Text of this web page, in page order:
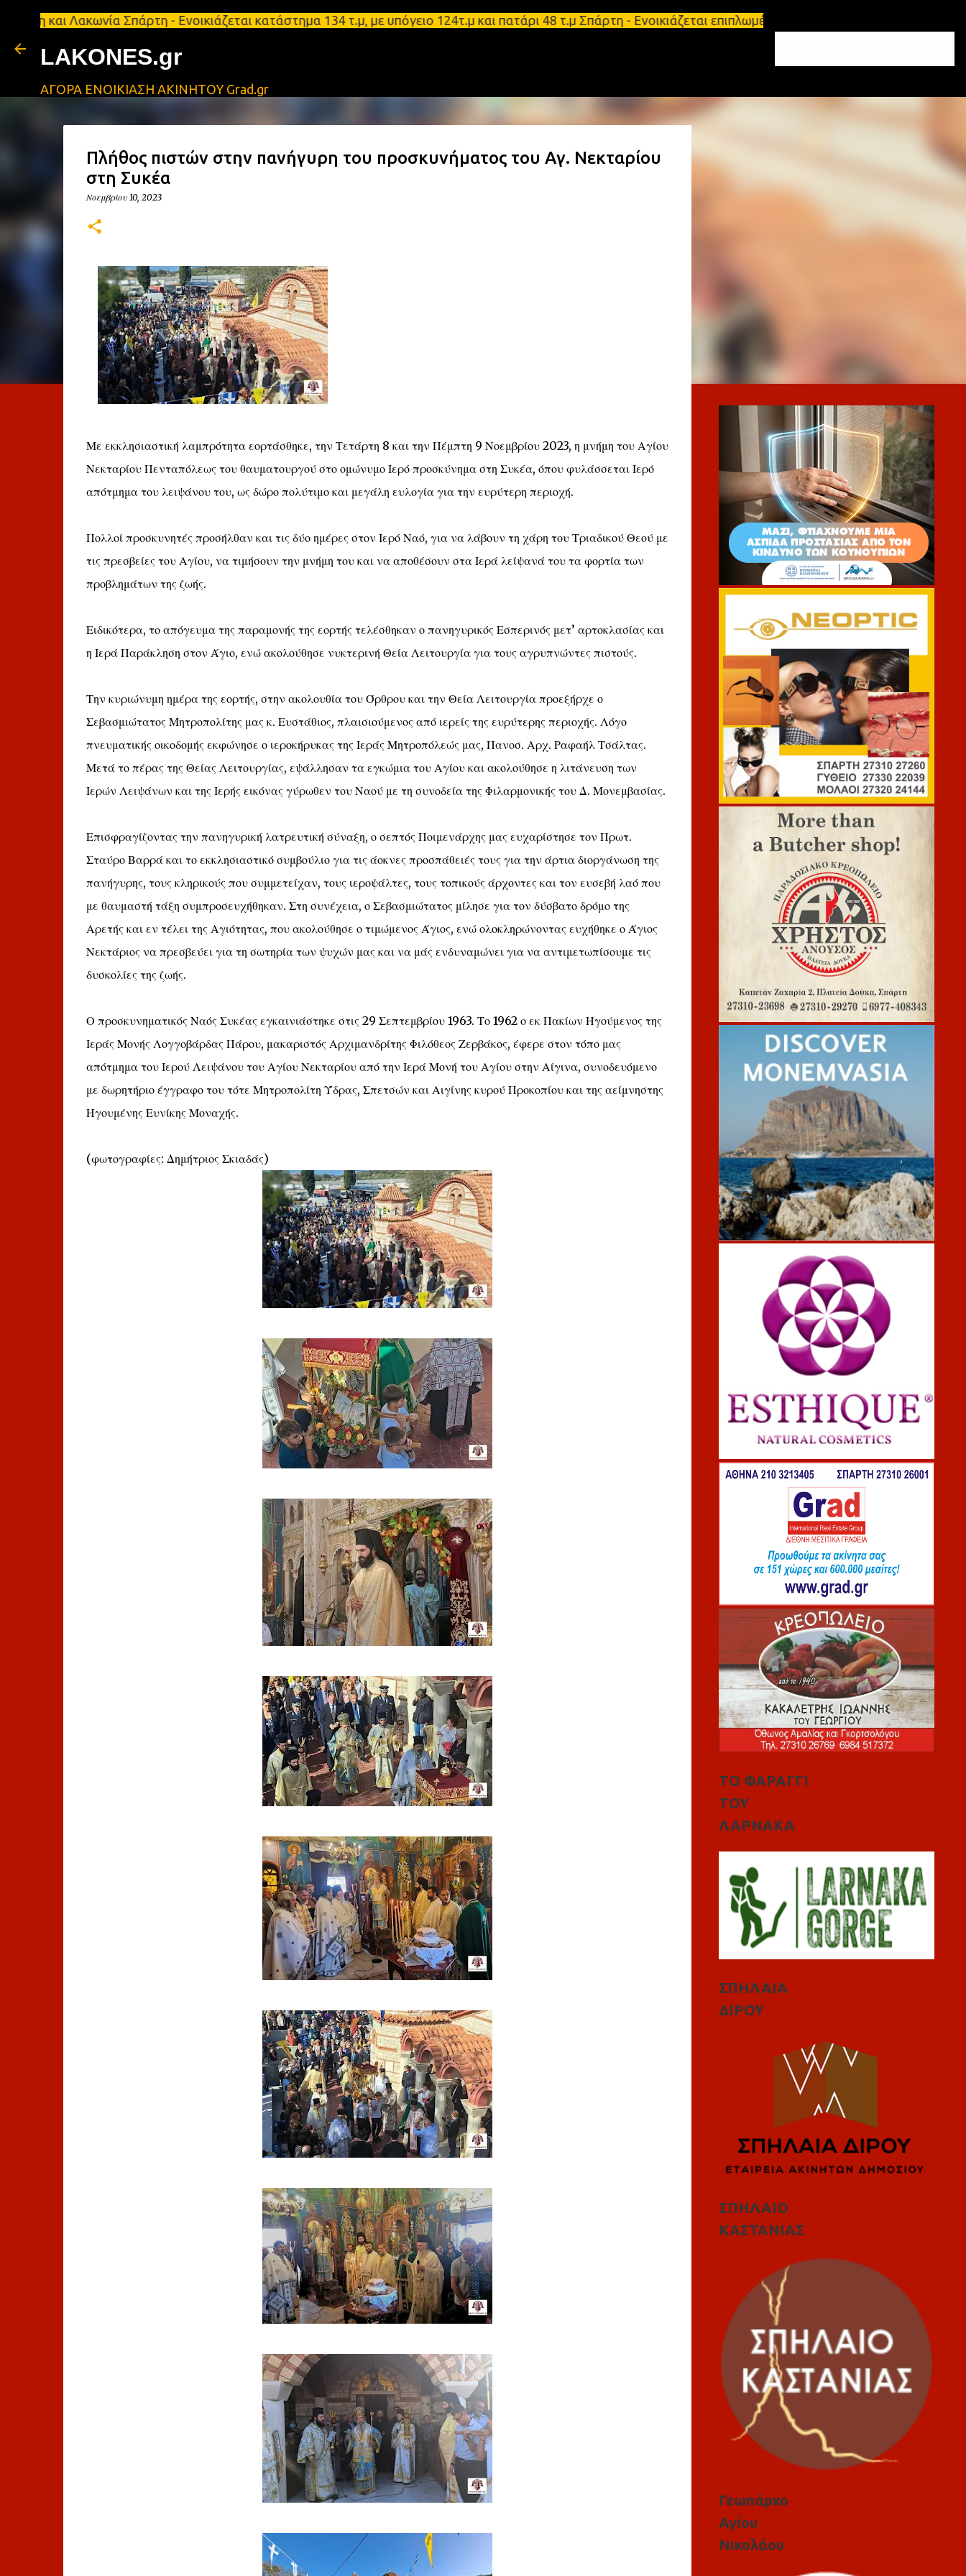
Μετάβαση στο κύριο περιεχόμενο
Λακωνία Σπάρτη - Ενοικιάζεται κατάστημα 134 τ.μ, με υπόγειο 124τ.μ και πατάρι 48 τ.μ Σπάρτη - Ενοικιάζεται επιπλωμένο διαμέρισμα 65τ.μ
LAKONES.gr
ΑΓΟΡΑ ΕΝΟΙΚΙΑΣΗ ΑΚΙΝΗΤΟΥ Grad.gr
Πλήθος πιστών στην πανήγυρη του προσκυνήματος του Αγ. Νεκταρίου
στη Συκέα
Νοεμβρίου 10, 2023
Με εκκλησιαστική λαμπρότητα εορτάσθηκε, την Τετάρτη 8 και την Πέμπτη 9 Νοεμβρίου 2023, η μνήμη του Αγίου
Νεκταρίου Πενταπόλεως του θαυματουργού στο ομώνυμο Ιερό προσκύνημα στη Συκέα, όπου φυλάσσεται Ιερό
απότμημα του λειψάνου του, ως δώρο πολύτιμο και μεγάλη ευλογία για την ευρύτερη περιοχή.
Πολλοί προσκυνητές προσήλθαν και τις δύο ημέρες στον Ιερό Ναό, για να λάβουν τη χάρη του Τριαδικού Θεού με
τις πρεσβείες του Αγίου, να τιμήσουν την μνήμη του και να αποθέσουν στα Ιερά λείψανά του τα φορτία των
προβλημάτων της ζωής.
Ειδικότερα, το απόγευμα της παραμονής της εορτής τελέσθηκαν ο πανηγυρικός Εσπερινός μετ’ αρτοκλασίας και
η Ιερά Παράκληση στον Άγιο, ενώ ακολούθησε νυκτερινή Θεία Λειτουργία για τους αγρυπνώντες πιστούς.
Την κυριώνυμη ημέρα της εορτής, στην ακολουθία του Όρθρου και την Θεία Λειτουργία προεξήρχε ο
Σεβασμιώτατος Μητροπολίτης μας κ. Ευστάθιος, πλαισιούμενος από ιερείς της ευρύτερης περιοχής. Λόγο
πνευματικής οικοδομής εκφώνησε ο ιεροκήρυκας της Ιεράς Μητροπόλεώς μας, Πανοσ. Αρχ. Ραφαήλ Τσάλτας.
Μετά το πέρας της Θείας Λειτουργίας, εψάλλησαν τα εγκώμια του Αγίου και ακολούθησε η λιτάνευση των
Ιερών Λειψάνων και της Ιερής εικόνας γύρωθεν του Ναού με τη συνοδεία της Φιλαρμονικής του Δ. Μονεμβασίας.
Επισφραγίζοντας την πανηγυρική λατρευτική σύναξη, ο σεπτός Ποιμενάρχης μας ευχαρίστησε τον Πρωτ.
Σταύρο Βαρρά και το εκκλησιαστικό συμβούλιο για τις άοκνες προσπάθειές τους για την άρτια διοργάνωση της
πανήγυρης, τους κληρικούς που συμμετείχαν, τους ιεροψάλτες, τους τοπικούς άρχοντες και τον ευσεβή λαό που
με θαυμαστή τάξη συμπροσευχήθηκαν. Στη συνέχεια, ο Σεβασμιώτατος μίλησε για τον δύσβατο δρόμο της
Αρετής και εν τέλει της Αγιότητας, που ακολούθησε ο τιμώμενος Άγιος, ενώ ολοκληρώνοντας ευχήθηκε ο Άγιος
Νεκτάριος να πρεσβεύει για τη σωτηρία των ψυχών μας και να μάς ενδυναμώνει για να αντιμετωπίσουμε τις
δυσκολίες της ζωής.
Ο προσκυνηματικός Ναός Συκέας εγκαινιάστηκε στις 29 Σεπτεμβρίου 1963. Το 1962 ο εκ Πακίων Ηγούμενος της
Ιεράς Μονής Λογγοβάρδας Πάρου, μακαριστός Αρχιμανδρίτης Φιλόθεος Ζερβάκος, έφερε στον τόπο μας
απότμημα του Ιερού Λειψάνου του Αγίου Νεκταρίου από την Ιερά Μονή του Αγίου στην Αίγινα, συνοδευόμενο
με δωρητήριο έγγραφο του τότε Μητροπολίτη Ύδρας, Σπετσών και Αιγίνης κυρού Προκοπίου και της αείμνηστης
Ηγουμένης Ευνίκης Μοναχής.
(φωτογραφίες: Δημήτριος Σκιαδάς)
ΤΟ ΦΑΡΑΓΓΙ
ΤΟΥ
ΛΑΡΝΑΚΑ
ΣΠΗΛΑΙΑ
ΔΙΡΟΥ
ΣΠΗΛΑΙΟ
ΚΑΣΤΑΝΙΑΣ
Γεωπάρκο
Αγίου
Νικολάου